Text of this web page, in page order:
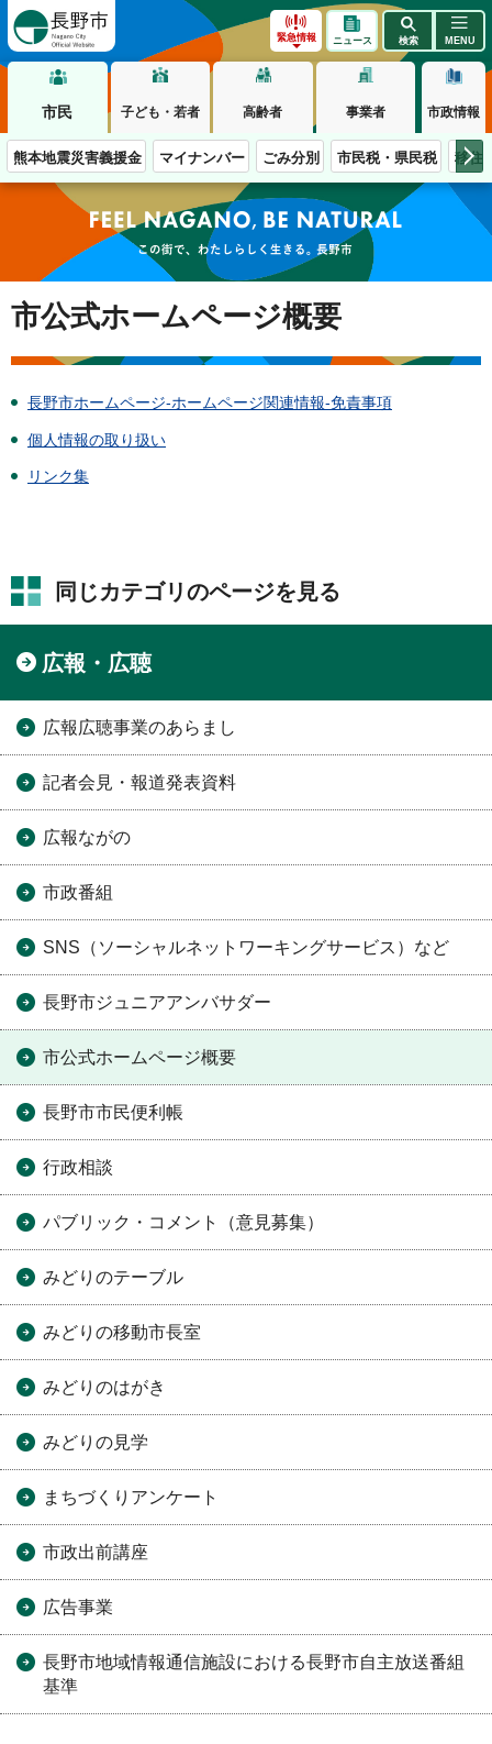
緊急情報 ニュース 検索 MENU
市民 子ども・若者 高齢者 事業者 市政情報
熊本地震災害義援金 マイナンバー ごみ分別 市民税・県民税 移住
この街で、わたしらしく生きる。長野市
市公式ホームページ概要
長野市ホームページ-ホームページ関連情報-免責事項
個人情報の取り扱い
リンク集
同じカテゴリのページを見る
広報・広聴
広報広聴事業のあらまし
記者会見・報道発表資料
広報ながの
市政番組
SNS（ソーシャルネットワーキングサービス）など
長野市ジュニアアンバサダー
市公式ホームページ概要
長野市市民便利帳
行政相談
パブリック・コメント（意見募集）
みどりのテーブル
みどりの移動市長室
みどりのはがき
みどりの見学
まちづくりアンケート
市政出前講座
広告事業
長野市地域情報通信施設における長野市自主放送番組
基準